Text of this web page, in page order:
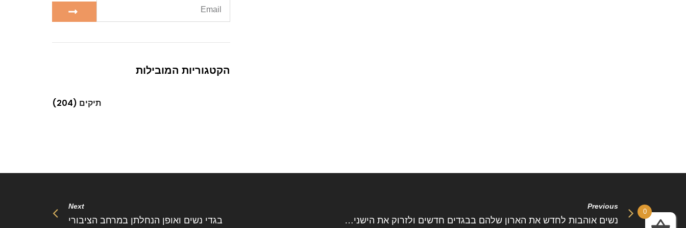
הקטגוריות המובילות
תיקים (204)
Previous
נשים אוהבות לחדש את הארון שלהם בבגדים חדשים ולזרוק את הישנים שלהם כאילו לתרום או
Next
בגדי נשים ואופן הנחלתן במרחב הציבורי
0